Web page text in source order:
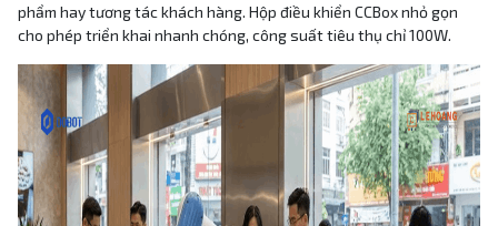
phẩm hay tương tác khách hàng. Hộp điều khiển CCBox nhỏ gọn
cho phép triển khai nhanh chóng, công suất tiêu thụ chỉ 100W.